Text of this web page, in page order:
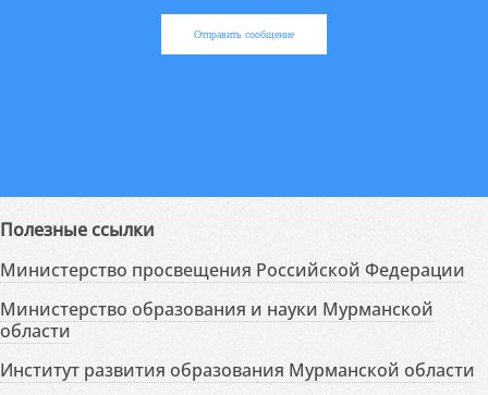
Отправить сообщение
Полезные ссылки
Министерство просвещения Российской Федерации
Министерство образования и науки Мурманской
области
Институт развития образования Мурманской области